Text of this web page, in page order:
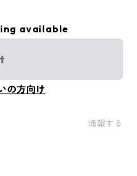
available
の方向け
通報する